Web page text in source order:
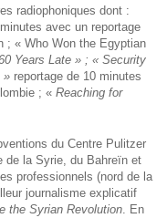
radiophoniques dont :
avec un reportage
; « Who Won the Egyptian
Years Late » ; « Security
» reportage de 10 minutes
; « Reaching for
du Centre Pulitzer
de la Syrie, du Bahreïn et
professionnels (nord de la
journalisme explicatif
the Syrian Revolution. En